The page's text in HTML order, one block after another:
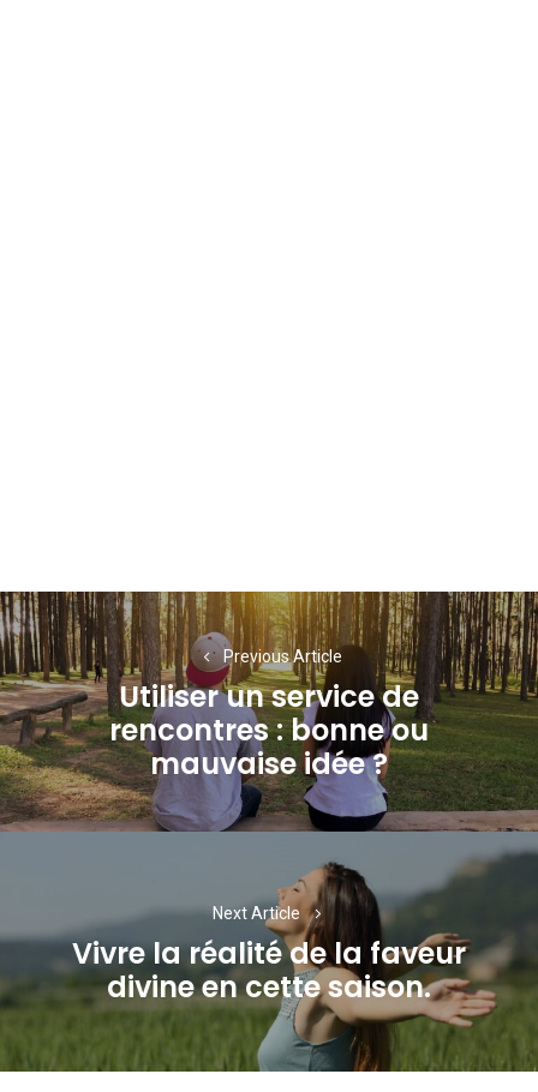
Navigation
de
l’article
Previous Article
Previous
post:
Utiliser un service de
rencontres : bonne ou
mauvaise idée ?
Next Article
Next
post:
Vivre la réalité de la faveur
divine en cette saison.